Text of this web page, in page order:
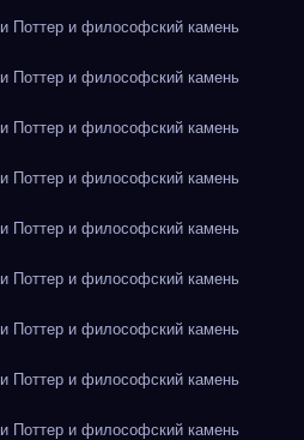
Поттер и философский камень
Поттер и философский камень
Поттер и философский камень
Поттер и философский камень
Поттер и философский камень
Поттер и философский камень
Поттер и философский камень
Поттер и философский камень
Поттер и философский камень